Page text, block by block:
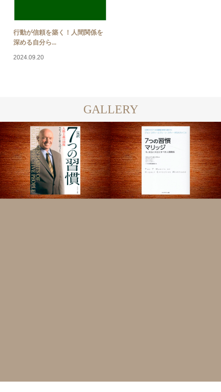
行動が信頼を築く！人間関係を
深める自分ら...
2024.09.20
GALLERY